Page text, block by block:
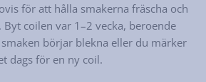
för att hålla smakerna fräscha och
coilen var 1–2 vecka, beroende
börjar blekna eller du märker
dags för en ny coil.